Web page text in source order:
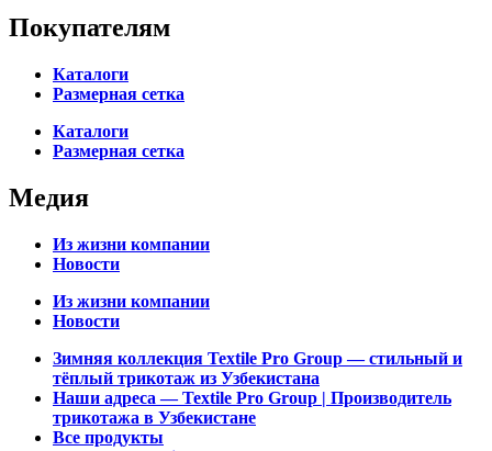
Покупателям
Каталоги
Размерная сетка
Каталоги
Размерная сетка
Медия
Из жизни компании
Новости
Из жизни компании
Новости
Зимняя коллекция Textile Pro Group — стильный и
тёплый трикотаж из Узбекистана
Наши адреса — Textile Pro Group | Производитель
трикотажа в Узбекистане
Все продукты